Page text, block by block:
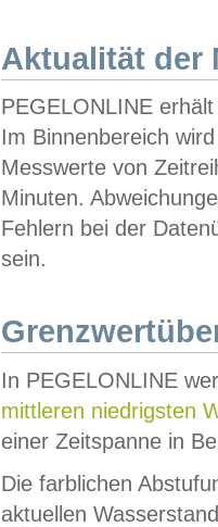
Aktualität der
PEGELONLINE
Im Binnenbereich
Messwerte von
Minuten.
Fehlern bei der
sein.
In PEGELONLINE
mittleren niedrigsten
einer Zeitspanne in
Die farblichen
aktuellen